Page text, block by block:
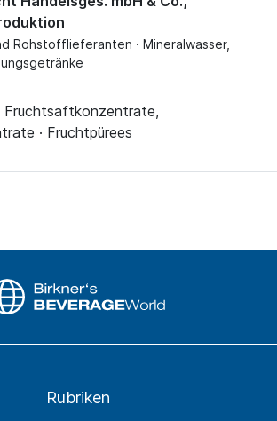
Rohstofflieferanten · Mineralwasser,
Fruchtsaftkonzentrate,
· Fruchtpürees
Rubriken